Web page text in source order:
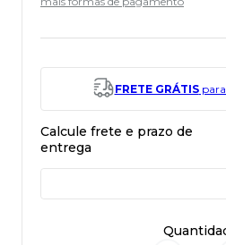
FRETE GRÁTISpara